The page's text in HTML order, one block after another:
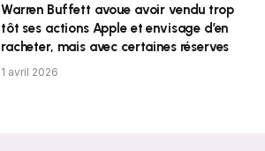
Warren Buffett avoue avoir vendu trop
tôt ses actions Apple et envisage d’en
racheter, mais avec certaines réserves
1 avril 2026